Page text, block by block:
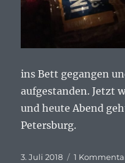
ins Bett gegangen
aufgestanden. Jetzt
und heute Abend
Petersburg.
Veröffentlicht
3. Juli 2018 1